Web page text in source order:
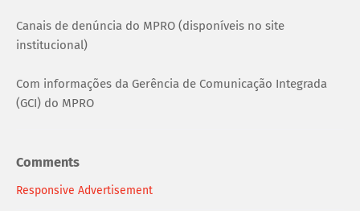
Canais de denúncia do MPRO (disponíveis no site
institucional)
Com informações da Gerência de Comunicação Integrada
(GCI) do MPRO
Comments
Responsive Advertisement